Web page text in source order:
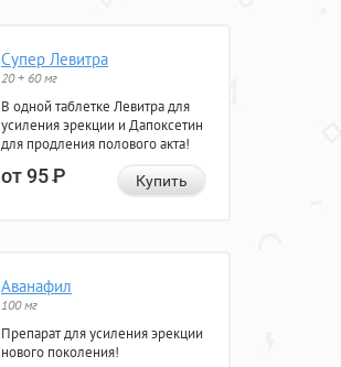
Супер Левитра
20 + 60 мг
В одной таблетке Левитра для
усиления эрекции и Дапоксетин
для продления полового акта!
от 95Р Купить
Аванафил
100 мг
Препарат для усиления эрекции
нового поколения!